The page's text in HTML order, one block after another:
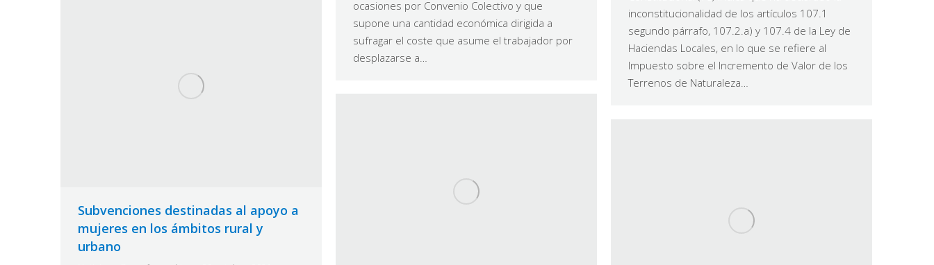
ocasiones por Convenio Colectivo y que
supone una cantidad económica dirigida a
sufragar el coste que asume el trabajador por
desplazarse a…
inconstitucionalidad de los artículos 107.1
segundo párrafo, 107.2.a) y 107.4 de la Ley de
Haciendas Locales, en lo que se refiere al
Impuesto sobre el Incremento de Valor de los
Terrenos de Naturaleza…
Subvenciones destinadas al apoyo a
mujeres en los ámbitos rural y
urbano